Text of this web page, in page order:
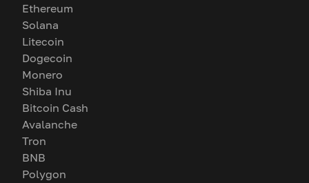
Ethereum
Solana
Litecoin
Dogecoin
Monero
Shiba Inu
Bitcoin Cash
Avalanche
Tron
BNB
Polygon